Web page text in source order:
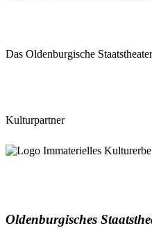
Das Oldenburgische
Kulturpartner
Oldenburgisches